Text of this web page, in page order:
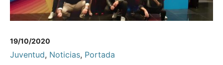
19/10/2020
Juventud, Noticias, Portada